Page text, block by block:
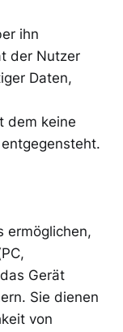
ihn
der Nutzer
Daten,
dem keine
ermöglichen,
Gerät
Sie dienen
von